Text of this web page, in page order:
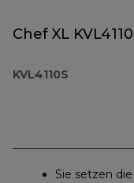
Chef XL
KVL4110S
Sie setzen